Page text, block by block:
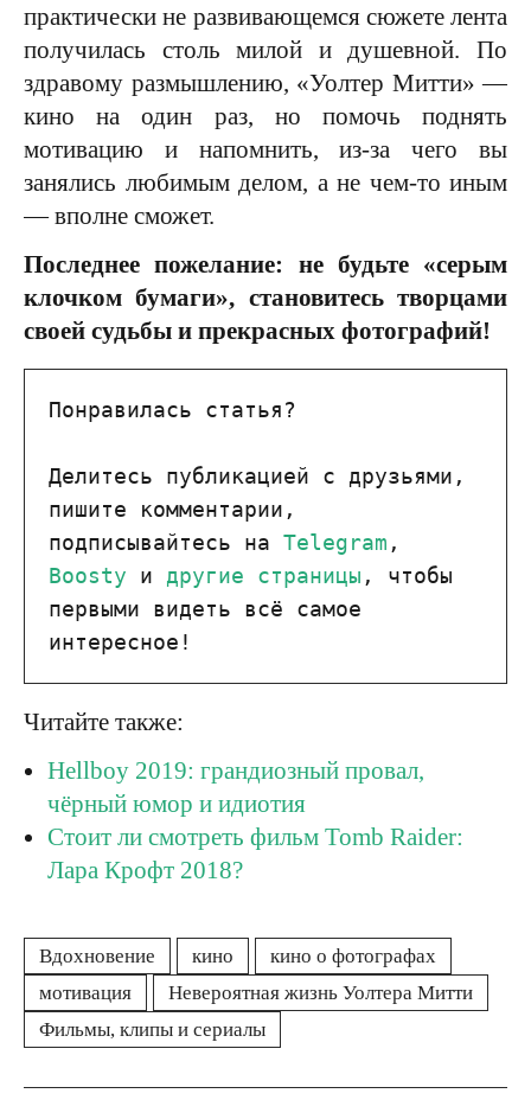
практически не развивающемся сюжете лента
получилась столь милой и душевной. По
здравому размышлению, «Уолтер Митти» —
кино на один раз, но помочь поднять
мотивацию и напомнить, из-за чего вы
занялись любимым делом, а не чем-то иным
— вполне сможет.
Последнее пожелание: не будьте «серым
клочком бумаги», становитесь творцами
своей судьбы и прекрасных фотографий!
Понравилась статья?
Делитесь публикацией с друзьями,
пишите комментарии,
подписывайтесь на Telegram
Boosty и другие страницы , чтобы
первыми видеть всё самое
интересное!
Читайте также:
Hellboy 2019: грандиозный провал,
чёрный юмор и идиотия
Стоит ли смотреть фильм Tomb Raider:
Лара Крофт 2018?
Вдохновение кино
кино о фотографах
мотивация
Невероятная жизнь Уолтера Митти
Фильмы, клипы и сериалы